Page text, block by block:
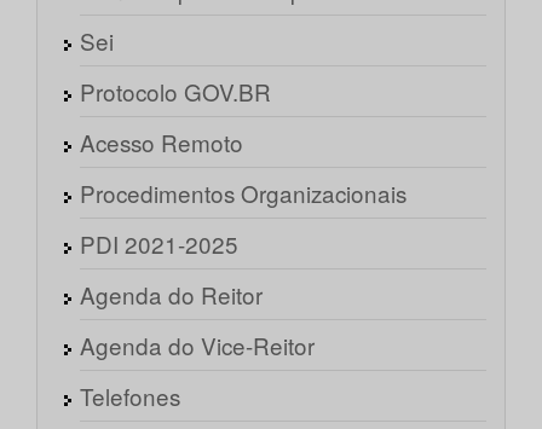
Sei
Protocolo GOV.BR
Acesso Remoto
Procedimentos Organizacionais
PDI 2021-2025
Agenda do Reitor
Agenda do Vice-Reitor
Telefones